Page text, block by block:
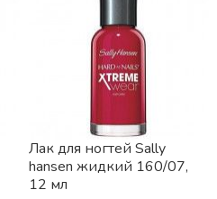
Лак для ногтей Sally
hansen жидкий 160/07,
12 мл